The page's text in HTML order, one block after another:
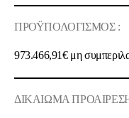
ΠΡΟΫΠΟΛΟΓΙΣΜΟΣ :
973.466,91€ μη
ΔΙΚΑΙΩΜΑ